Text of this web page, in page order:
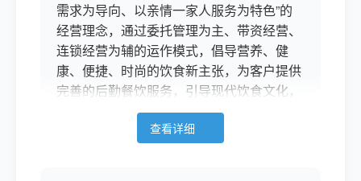
需求为导向、以亲情一家人服务为特色”的
经营理念，通过委托管理为主、带资经营、
连锁经营为辅的运作模式，倡导营养、健
康、便捷、时尚的饮食新主张，为客户提供
完善的后勤餐饮服务，引导现代饮食文化，
打造知名餐饮品牌。
江阴鸿世达餐饮管理有限公司凭借整体
查看详细